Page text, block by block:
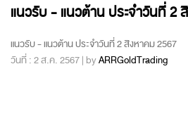
แนวรับ - แนวต้าน ประจำวันที่ 2
แนวรับ - แนวต้าน ประจำวันที่ 2 สิงหาคม 2567
วันที่ : 2 ส.ค. 2567 | byARRGoldTrading